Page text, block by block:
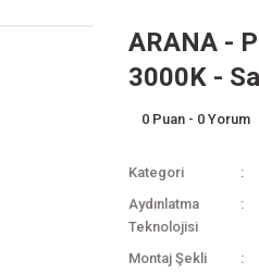
ARANA -
3000K -
0 Puan - 0 Yorum
Kategori
Aydınlatma
Teknolojisi
Montaj Şekli